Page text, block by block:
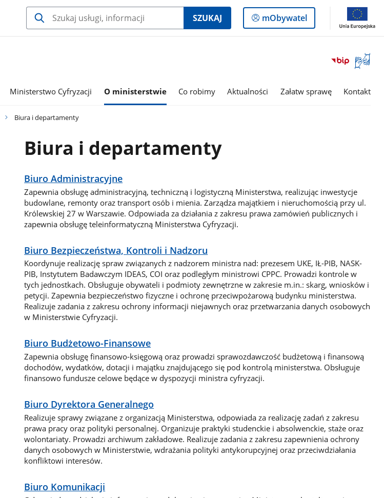
SZUKAJ
Logowanie
do
mObywatel
Otwórz
okno
Ministerstwo Cyfryzacji O ministerstwie Co robimy Aktualności Załatw sprawę Kontakt
Biura i departamenty
Biura i departamenty
Biuro Administracyjne
Zapewnia obsługę administracyjną, techniczną i logistyczną Ministerstwa, realizując inwestycje
budowlane, remonty oraz transport osób i mienia. Zarządza majątkiem i nieruchomością przy ul.
Królewskiej 27 w Warszawie. Odpowiada za działania z zakresu prawa zamówień publicznych i
zapewnia obsługę teleinformatyczną Ministerstwa Cyfryzacji.
Biuro Bezpieczeństwa, Kontroli i Nadzoru
Koordynuje realizację spraw związanych z nadzorem ministra nad: prezesem UKE, IŁ-PIB, NASK-
PIB, Instytutem Badawczym IDEAS, COI oraz podległym ministrowi CPPC. Prowadzi kontrole w
tych jednostkach. Obsługuje obywateli i podmioty zewnętrzne w zakresie m.in.: skarg, wniosków i
petycji. Zapewnia bezpieczeństwo fizyczne i ochronę przeciwpożarową budynku ministerstwa.
Realizuje zadania z zakresu ochrony informacji niejawnych oraz przetwarzania danych osobowych
w Ministerstwie Cyfryzacji.
Biuro Budżetowo-Finansowe
Zapewnia obsługę finansowo-księgową oraz prowadzi sprawozdawczość budżetową i finansową
dochodów, wydatków, dotacji i majątku znajdującego się pod kontrolą ministerstwa. Obsługuje
finansowo fundusze celowe będące w dyspozycji ministra cyfryzacji.
Biuro Dyrektora Generalnego
Realizuje sprawy związane z organizacją Ministerstwa, odpowiada za realizację zadań z zakresu
prawa pracy oraz polityki personalnej. Organizuje praktyki studenckie i absolwenckie, staże oraz
wolontariaty. Prowadzi archiwum zakładowe. Realizuje zadania z zakresu zapewnienia ochrony
danych osobowych w Ministerstwie, wdrażania polityki antykorupcyjnej oraz przeciwdziałania
konfliktowi interesów.
Biuro Komunikacji